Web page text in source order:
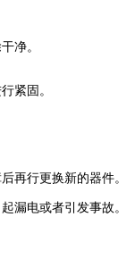
净。
紧固。
再行更换新的器件。
漏电或者引发事故。